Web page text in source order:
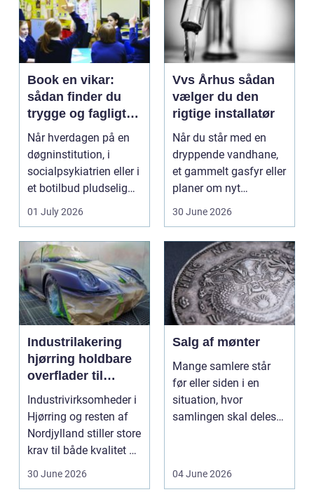
Book en vikar:
sådan finder du
trygge og fagligt
stærke løsninger
Når hverdagen på en
døgninstitution, i
socialpsykiatrien eller i
et botilbud pludselig
ændrer sig, k...
01 July 2026
Vvs Århus sådan
vælger du den
rigtige installatør
Når du står med en
dryppende vandhane,
et gammelt gasfyr eller
planer om nyt
30 June 2026
Industrilakering
hjørring holdbare
overflader til
industri og erhverv
Industrivirksomheder i
Hjørring og resten af
Nordjylland stiller store
krav til både kvalitet og
30 June 2026
Salg af mønter
Mange samlere står
før eller siden i en
situation, hvor
samlingen skal deles
04 June 2026